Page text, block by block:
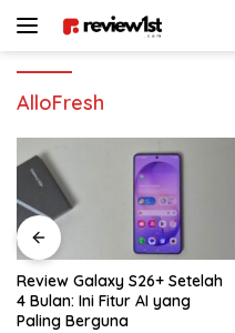
AlloFresh
Review Galaxy S26+ Setelah
4 Bulan: Ini Fitur AI yang
Paling Berguna